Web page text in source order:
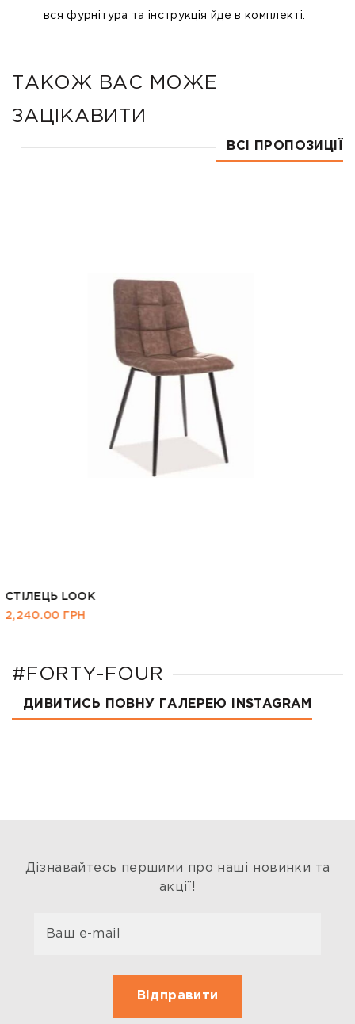
вся фурнітура та інструкція йде в комплекті.
ТАКОЖ ВАС МОЖЕ
ЗАЦІКАВИТИ
ВСІ ПРОПОЗИЦІЇ
СТІЛЕЦЬ ASTOR VELVET ЗЕЛЕНИЙ
4,575.00ГРН
#FORTY-FOUR
ДИВИТИСЬ ПОВНУ ГАЛЕРЕЮ INSTAGRAM
Дізнавайтесь першими про наші новинки та
акції!